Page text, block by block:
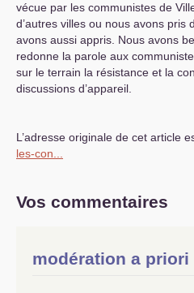
vécue par les communistes de
d’autres villes ou nous avons pris
avons aussi appris. Nous avons
redonne la parole aux
sur le terrain la résistance et la
discussions d’appareil.
L’adresse originale de cet article
les-con...
Vos commentaires
modération a priori